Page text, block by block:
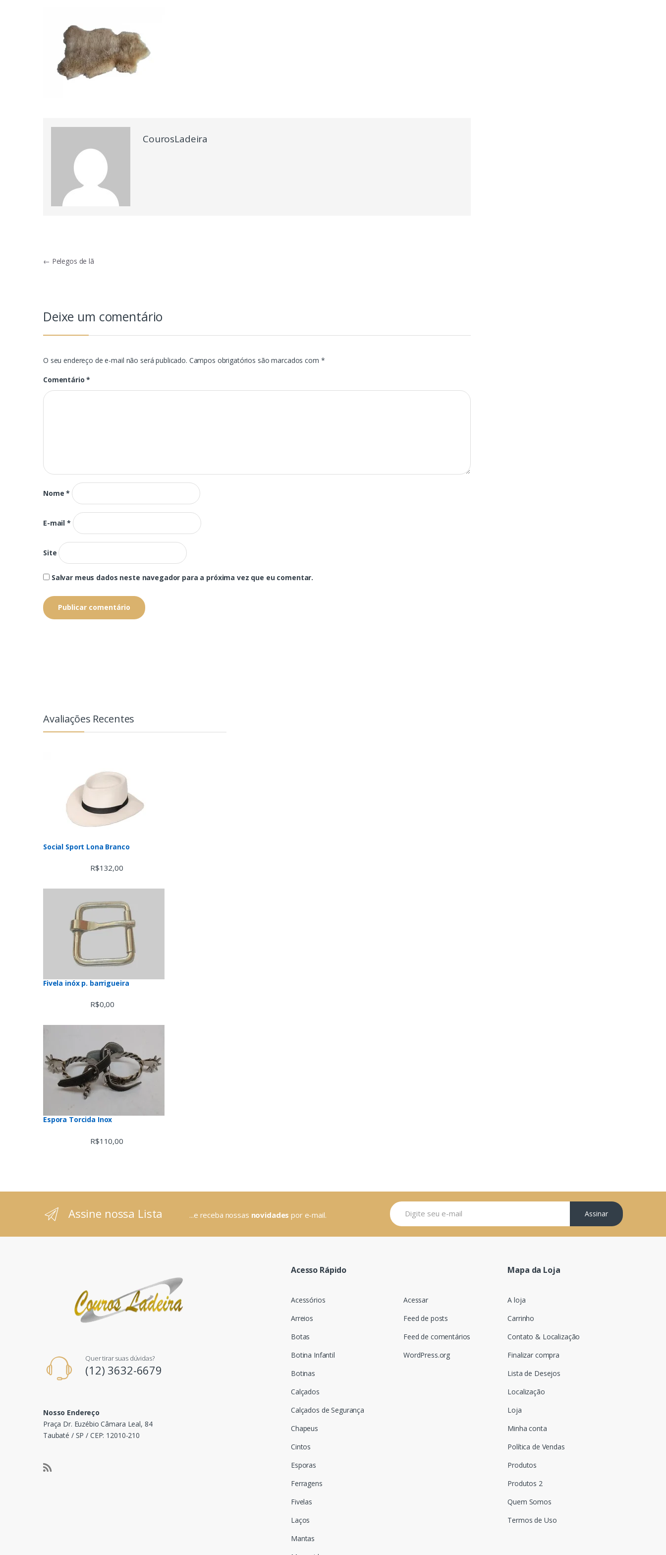
CourosLadeira
Navegação
← Pelegos de lã
Deixe um comentário
O seu endereço de e-mail não será publicado. Campos obrigatórios são marcados com *
Comentário*
Nome*
E-mail*
Site
Salvar meus dados neste navegador para a próxima vez que eu comentar.
Avaliações Recentes
Social Sport Lona Branco
R$132,00
Fivela inóx p. barrigueira
R$0,00
Espora Torcida Inox
R$110,00
Assine nossa Lista ...e receba nossas novidades por e-mail. Assinar
Acesso Rápido
Acessórios
Arreios
Botas
Botina Infantil
Botinas
Calçados
Calçados de Segurança
Chapeus
Cintos
Esporas
Ferragens
Fivelas
Laços
Mantas
Acessar
Feed de posts
Feed de comentários
WordPress.org
Mapa da Loja
A loja
Carrinho
Contato & Localização
Finalizar compra
Lista de Desejos
Localização
Loja
Minha conta
Política de Vendas
Produtos
Produtos 2
Quem Somos
Termos de Uso
Quer tirar suas dúvidas?
(12) 3632-6679
Nosso Endereço
Praça Dr. Euzébio Câmara Leal, 84
Taubaté / SP / CEP: 12010-210